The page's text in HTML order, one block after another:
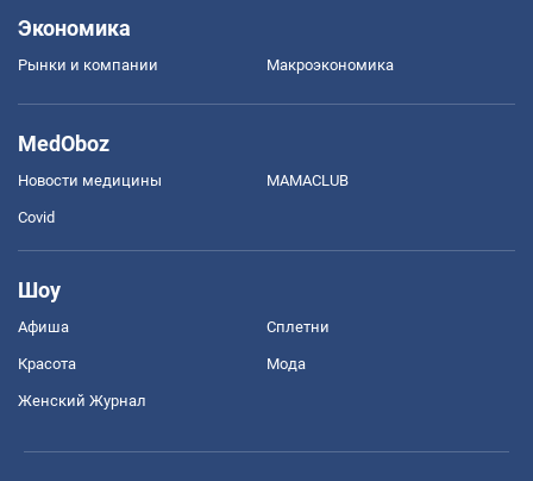
Экономика
Рынки и компании Mакроэкономика
MedOboz
Новости медицины MAMACLUB
Covid
Шоу
Афиша Сплетни
Красота Мода
Женский Журнал